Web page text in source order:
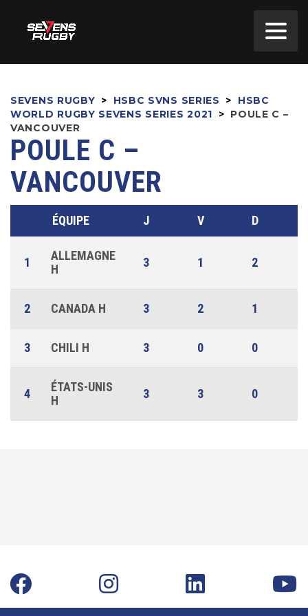
SEVENS RUGBY > HSBC SVNS SERIES >
HSBC
WORLD RUGBY SEVENS SERIES 2021
> POULE C –
VANCOUVER
POULE C –
VANCOUVER
ÉQUIPE J V D
1
ALLEMAGNE
H
3 1 2
2 CANADA H 3 2 1
3 CHILI H 3 0 0
4
ÉTATS-UNIS
H
3 3 0